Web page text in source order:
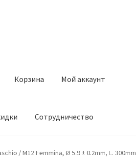
Корзина Мой аккаунт
Сотрудничество
Оставить отзыв
/ M12 Femmina, Ø 5.9 ± 0.2mm, L. 300mm